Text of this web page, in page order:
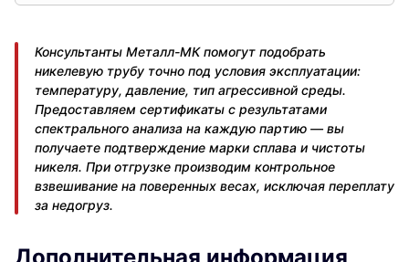
Консультанты Металл-МК помогут подобрать
никелевую трубу точно под условия эксплуатации:
температуру, давление, тип агрессивной среды.
Предоставляем сертификаты с результатами
спектрального анализа на каждую партию — вы
получаете подтверждение марки сплава и чистоты
никеля. При отгрузке производим контрольное
взвешивание на поверенных весах, исключая переплату
за недогруз.
Дополнительная информация